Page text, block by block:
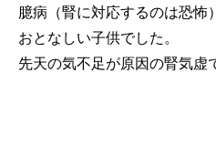
臆病（腎に対応するのは恐怖
おとなしい子供でした。
先天の気不足が原因の腎気虚